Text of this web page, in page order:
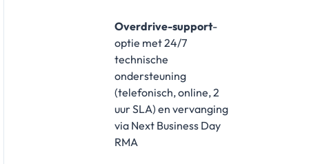
Overdrive-support-
optie met 24/7
technische
ondersteuning
(telefonisch, online, 2
uur SLA) en vervanging
via Next Business Day
RMA